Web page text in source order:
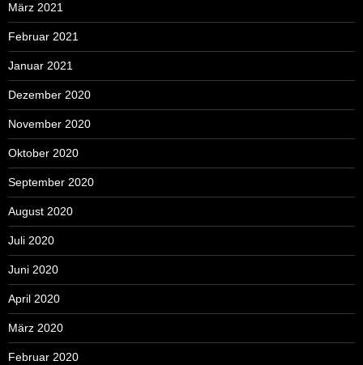
März 2021
Februar 2021
Januar 2021
Dezember 2020
November 2020
Oktober 2020
September 2020
August 2020
Juli 2020
Juni 2020
April 2020
März 2020
Februar 2020